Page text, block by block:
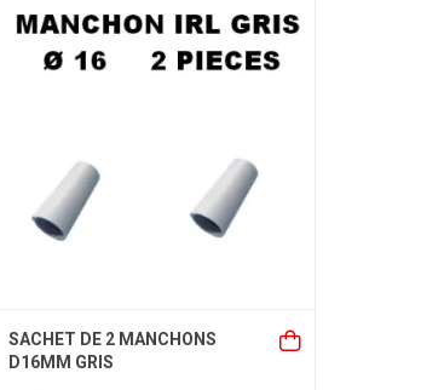
SACHET DE 2 MANCHONS
D16MM GRIS